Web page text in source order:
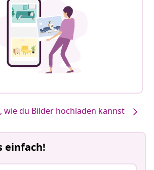
wie du Bilder hochladen kannst
einfach!